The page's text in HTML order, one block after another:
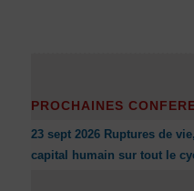
PROCHAINES
23 sept 2026 Ruptures de
capital humain sur tout le